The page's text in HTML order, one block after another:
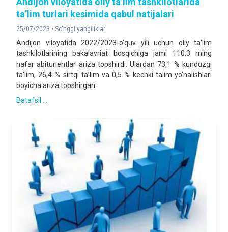
ta’lim turlari kesimida qabul natijalari
25/07/2023 • So'nggi yangiliklar
Andijon viloyatida 2022/2023-o’quv yili uchun oliy ta’lim
tashkilotlarining bakalavriat bosqichiga jami 110,3 ming
nafar abiturientlar ariza topshirdi. Ulardan 73,1 % kunduzgi
ta’lim, 26,4 % sirtqi ta’lim va 0,5 % kechki talim yo‘nalishlari
boyicha ariza topshirgan.
Batafsil ...